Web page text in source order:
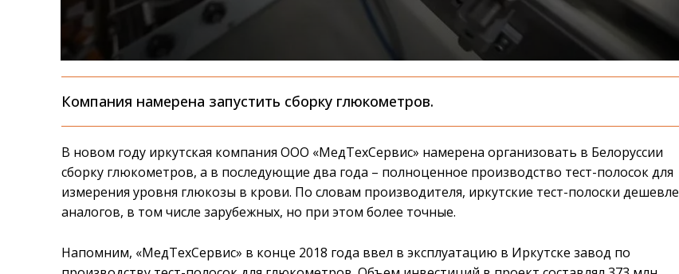
Компания намерена запустить сборку глюкометров.
В новом году иркутская компания ООО «МедТехСервис» намерена организовать в Белоруссии
сборку глюкометров, а в последующие два года – полноценное производство тест-полосок для
измерения уровня глюкозы в крови. По словам производителя, иркутские тест-полоски дешевле
аналогов, в том числе зарубежных, но при этом более точные.
Напомним, «МедТехСервис» в конце 2018 года ввел в эксплуатацию в Иркутске завод по